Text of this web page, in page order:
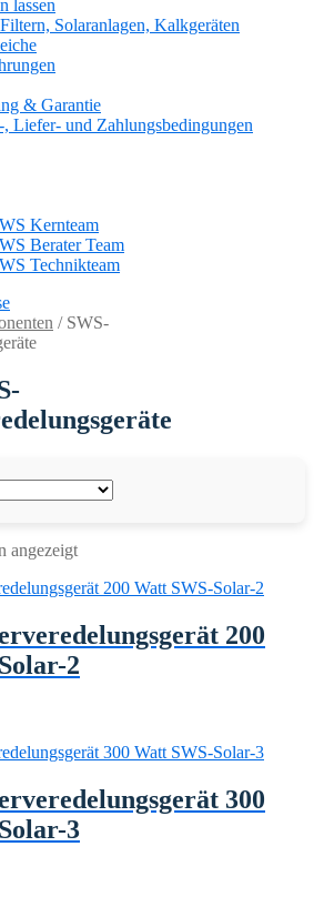
lassen
Solaranlagen, Kalkgeräten
& Garantie
Liefer- und Zahlungsbedingungen
Kernteam
Berater Team
Technikteam
/ SWS-
angezeigt
200
2
300
3